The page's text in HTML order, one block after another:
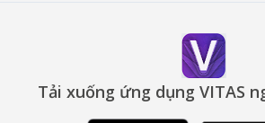
Tải xuống ứng dụng VITAS